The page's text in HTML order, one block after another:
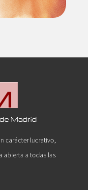
Madrid
carácter lucrativo,
abierta a todas las